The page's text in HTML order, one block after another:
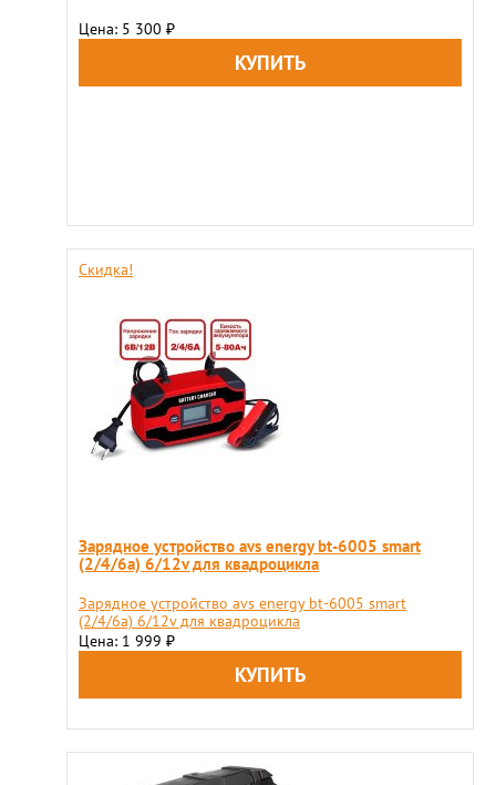
Цена: 5 300 ₽
Скидка!
Зарядное устройство avs energy bt-6005 smart
(2/4/6а) 6/12v для квадроцикла
Зарядное устройство avs energy bt-6005 smart
(2/4/6а) 6/12v для квадроцикла
Цена: 1 999 ₽